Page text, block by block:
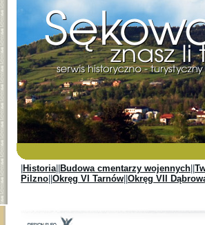
Historia|| Budowa cmentarzy wojennych
Pilzno Okręg VI Tarnów Okręg VII